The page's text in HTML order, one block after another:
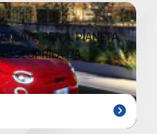
PER IL PIANETA,
SCOPRILA DA